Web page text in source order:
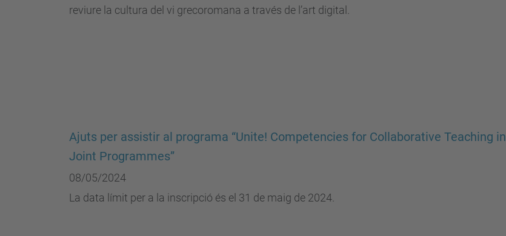
reviure la cultura del vi grecoromana a través de l’art digital.
Ajuts per assistir al programa “Unite! Competencies for Collaborative Teaching in
Joint Programmes”
08/05/2024
La data límit per a la inscripció és el 31 de maig de 2024.